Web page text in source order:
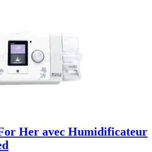
Her avec Humidificateur